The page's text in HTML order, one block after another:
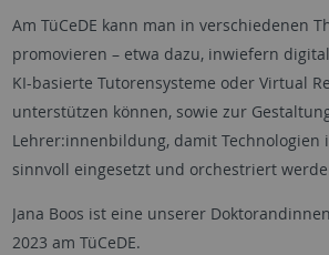
Am TüCeDE kann man in verschiedenen
promovieren – etwa dazu, inwiefern
KI-basierte Tutorensysteme oder Virtual
unterstützen können, sowie zur
Lehrer:innenbildung, damit Technologien
sinnvoll eingesetzt und orchestriert
Jana Boos ist eine unserer
2023 am TüCeDE.